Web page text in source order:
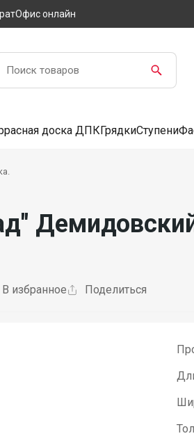
Офис онлайн
доска ДПКГрядкиСтупени
В избранное Поделиться